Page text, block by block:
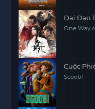
Đại Đạo
One Way
Cuộc
Scoob!